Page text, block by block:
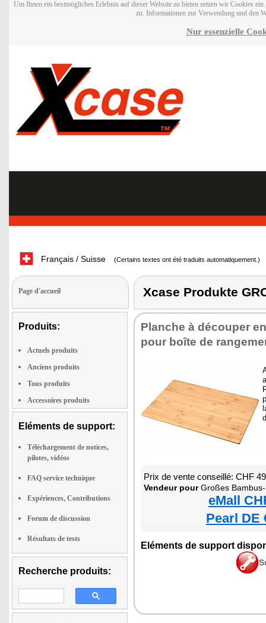
Um Ihnen ein bestmögliches Erlebnis auf dieser Website zu bieten setzen wir Cookies
zu. Informationen zur Verwendung und den
Nur essenzielle
Français / Suisse (Certains textes ont été traduits automatiquement.)
Page d'accueil
Produits:
Actuels produits
Anciens produits
Tous produits
Accessoires produits
Eléments de support:
Téléchargement de notices,
pilotes, vidéos
FAQ service technique
Expériences, Contributions
Forum de discussion
Résultats de tests
Recherche produits:
Xcase Produkte
Planche à découper
pour boîte de
Prix de vente conseillé: CHF
Vendeur pourGroßes
eMall
Pearl DE
Eléments de support